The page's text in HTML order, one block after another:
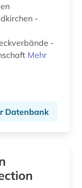
europäische geistesgeschichte (1)
-
-
Mehr
Datenbank